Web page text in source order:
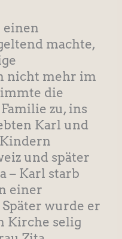
einen
machte,
nicht mehr im
die
zu, ins
Karl und
und später
– Karl starb
einer
wurde er
Kirche selig